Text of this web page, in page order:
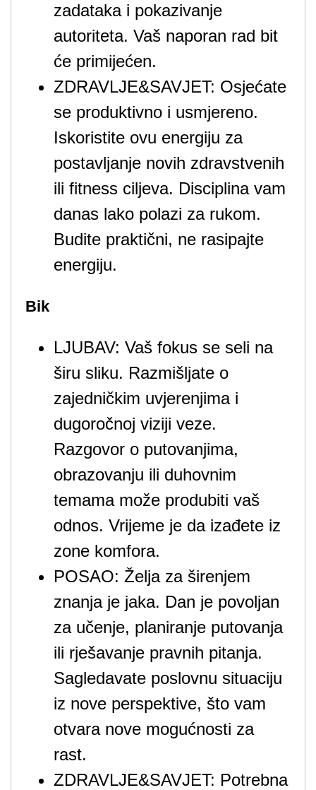
zadataka i pokazivanje
autoriteta. Vaš naporan rad bit
će primijećen.
ZDRAVLJE&SAVJET: Osjećate
se produktivno i usmjereno.
Iskoristite ovu energiju za
postavljanje novih zdravstvenih
ili fitness ciljeva. Disciplina vam
danas lako polazi za rukom.
Budite praktični, ne rasipajte
energiju.
Bik
LJUBAV: Vaš fokus se seli na
širu sliku. Razmišljate o
zajedničkim uvjerenjima i
dugoročnoj viziji veze.
Razgovor o putovanjima,
obrazovanju ili duhovnim
temama može produbiti vaš
odnos. Vrijeme je da izađete iz
zone komfora.
POSAO: Želja za širenjem
znanja je jaka. Dan je povoljan
za učenje, planiranje putovanja
ili rješavanje pravnih pitanja.
Sagledavate poslovnu situaciju
iz nove perspektive, što vam
otvara nove mogućnosti za
rast.
ZDRAVLJE&SAVJET: Potrebna